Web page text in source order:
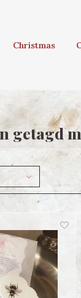
Christmas
getagd